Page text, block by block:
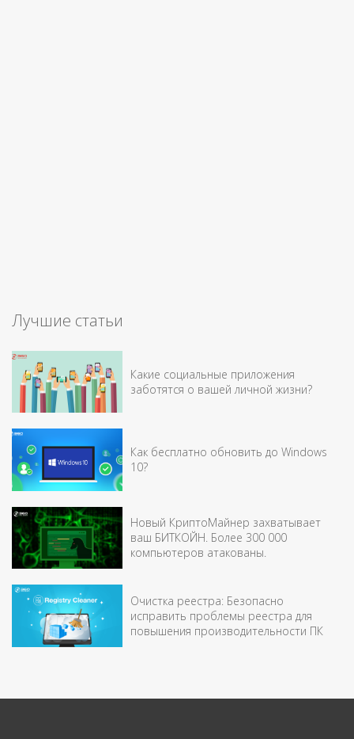
Лучшие статьи
Какие социальные приложения
заботятся о вашей личной жизни?
Как бесплатно обновить до Windows
10?
Новый КриптоМайнер захватывает
ваш БИТКОЙН. Более 300 000
компьютеров атакованы.
Очистка реестра: Безопасно
исправить проблемы реестра для
повышения производительности ПК